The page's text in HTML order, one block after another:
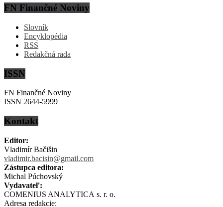
FN Finančné Noviny
Slovník
Encyklopédia
RSS
Redakčná rada
ISSN
FN Finančné Noviny
ISSN 2644-5999
Kontakt
Editor:
Vladimír Bačišin
vladimir.bacisin@gmail.com
Zástupca editora:
Michal Púchovský
Vydavateľ:
COMENIUS ANALYTICA s. r. o.
Adresa redakcie: